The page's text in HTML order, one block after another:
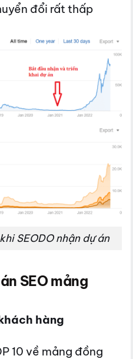
đổi rất thấp
SEODO nhận dự án
SEO mảng
hàng
10 về mảng đồng